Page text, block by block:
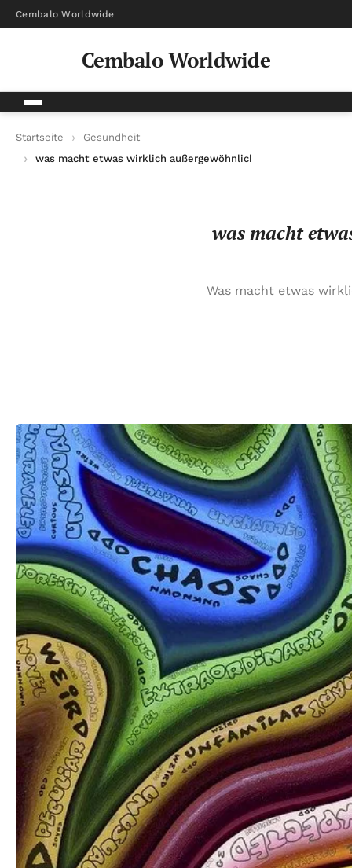
Cembalo Worldwide
Cembalo Worldwide
Startseite
Gesundheit
was macht etwas wirklich außergewöhnlich? einblicke und
was macht
Was macht etwas